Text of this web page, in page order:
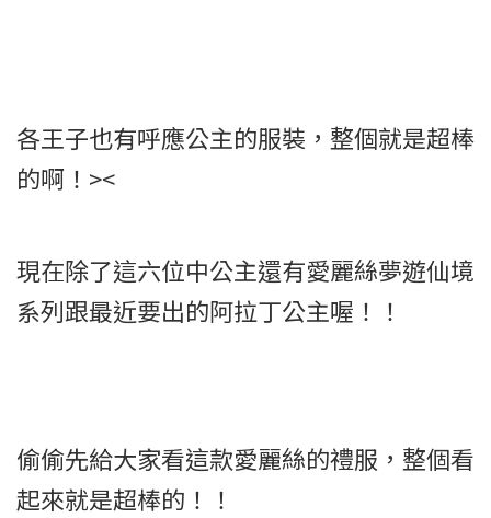
各王子也有呼應公主的服裝，整個就是超棒
的啊！><
現在除了這六位中公主還有愛麗絲夢遊仙境
系列跟最近要出的阿拉丁公主喔！！
偷偷先給大家看這款愛麗絲的禮服，整個看
起來就是超棒的！！